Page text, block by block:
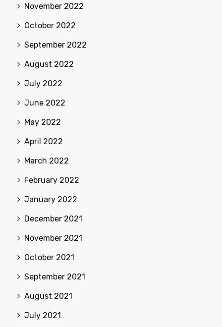
November 2022
October 2022
September 2022
August 2022
July 2022
June 2022
May 2022
April 2022
March 2022
February 2022
January 2022
December 2021
November 2021
October 2021
September 2021
August 2021
July 2021